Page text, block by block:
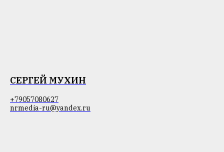
СЕРГЕЙ МУХИН
+79057080627
nrmedia-ru@yandex.ru